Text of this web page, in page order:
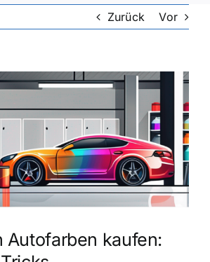
Zurück Vor
Autofarben kaufen: